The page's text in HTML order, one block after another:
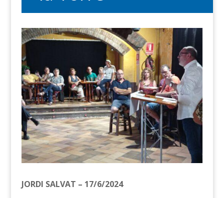
JORDI SALVAT – 17/6/2024